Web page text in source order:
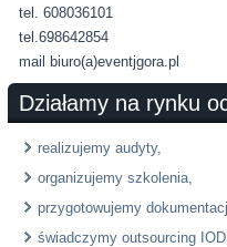
tel. 608036101
tel.698642854
mail biuro(a)eventjgora.pl
Działamy na rynku
realizujemy audyty,
organizujemy szkolenia,
przygotowujemy
świadczymy outsourcing